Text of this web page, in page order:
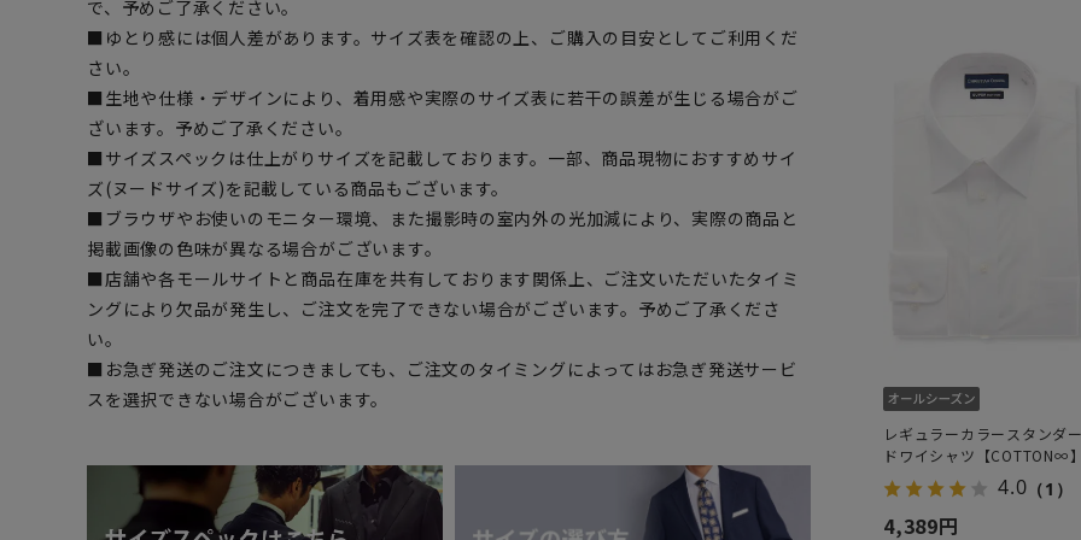
で、予めご了承ください。
■ゆとり感には個人差があります。サイズ表を確認の上、ご購入の目安としてご利用くだ
さい。
■生地や仕様・デザインにより、着用感や実際のサイズ表に若干の誤差が生じる場合がご
ざいます。予めご了承ください。
■サイズスペックは仕上がりサイズを記載しております。一部、商品現物におすすめサイ
ズ(ヌードサイズ)を記載している商品もございます。
■ブラウザやお使いのモニター環境、また撮影時の室内外の光加減により、実際の商品と
掲載画像の色味が異なる場合がございます。
■店舗や各モールサイトと商品在庫を共有しております関係上、ご注文いただいたタイミ
ングにより欠品が発生し、ご注文を完了できない場合がございます。予めご了承くださ
い。
■お急ぎ発送のご注文につきましても、ご注文のタイミングによってはお急ぎ発送サービ
スを選択できない場合がございます。
レギュラーカラースタンダ
ドワイシャツ【COTTON∞
4.0 （1）
4,389円